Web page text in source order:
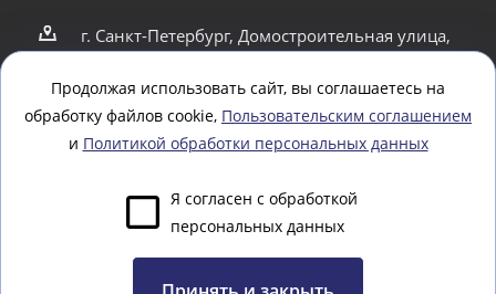
г. Санкт-Петербург, Домостроительная улица,
г. Санкт-Петербург Пионерская 21
Оставайтесь на связи
Продолжая использовать сайт, вы соглашаетесь на
обработку файлов cookie, Пользовательским соглашением
и Политикой обработки персональных данных
Я согласен с обработкой
персональных данных